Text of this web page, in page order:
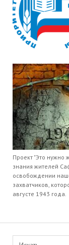
Проект "Это нужно
знания жителей
освобождении
захватчиков,
августе 1943 года.